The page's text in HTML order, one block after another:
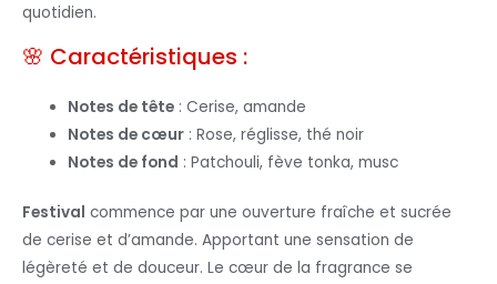
quotidien.
🌸 Caractéristiques :
Notes de tête : Cerise, amande
Notes de cœur : Rose, réglisse, thé noir
Notes de fond : Patchouli, fève tonka, musc
Festival commence par une ouverture fraîche et sucrée
de cerise et d’amande. Apportant une sensation de
légèreté et de douceur. Le cœur de la fragrance se